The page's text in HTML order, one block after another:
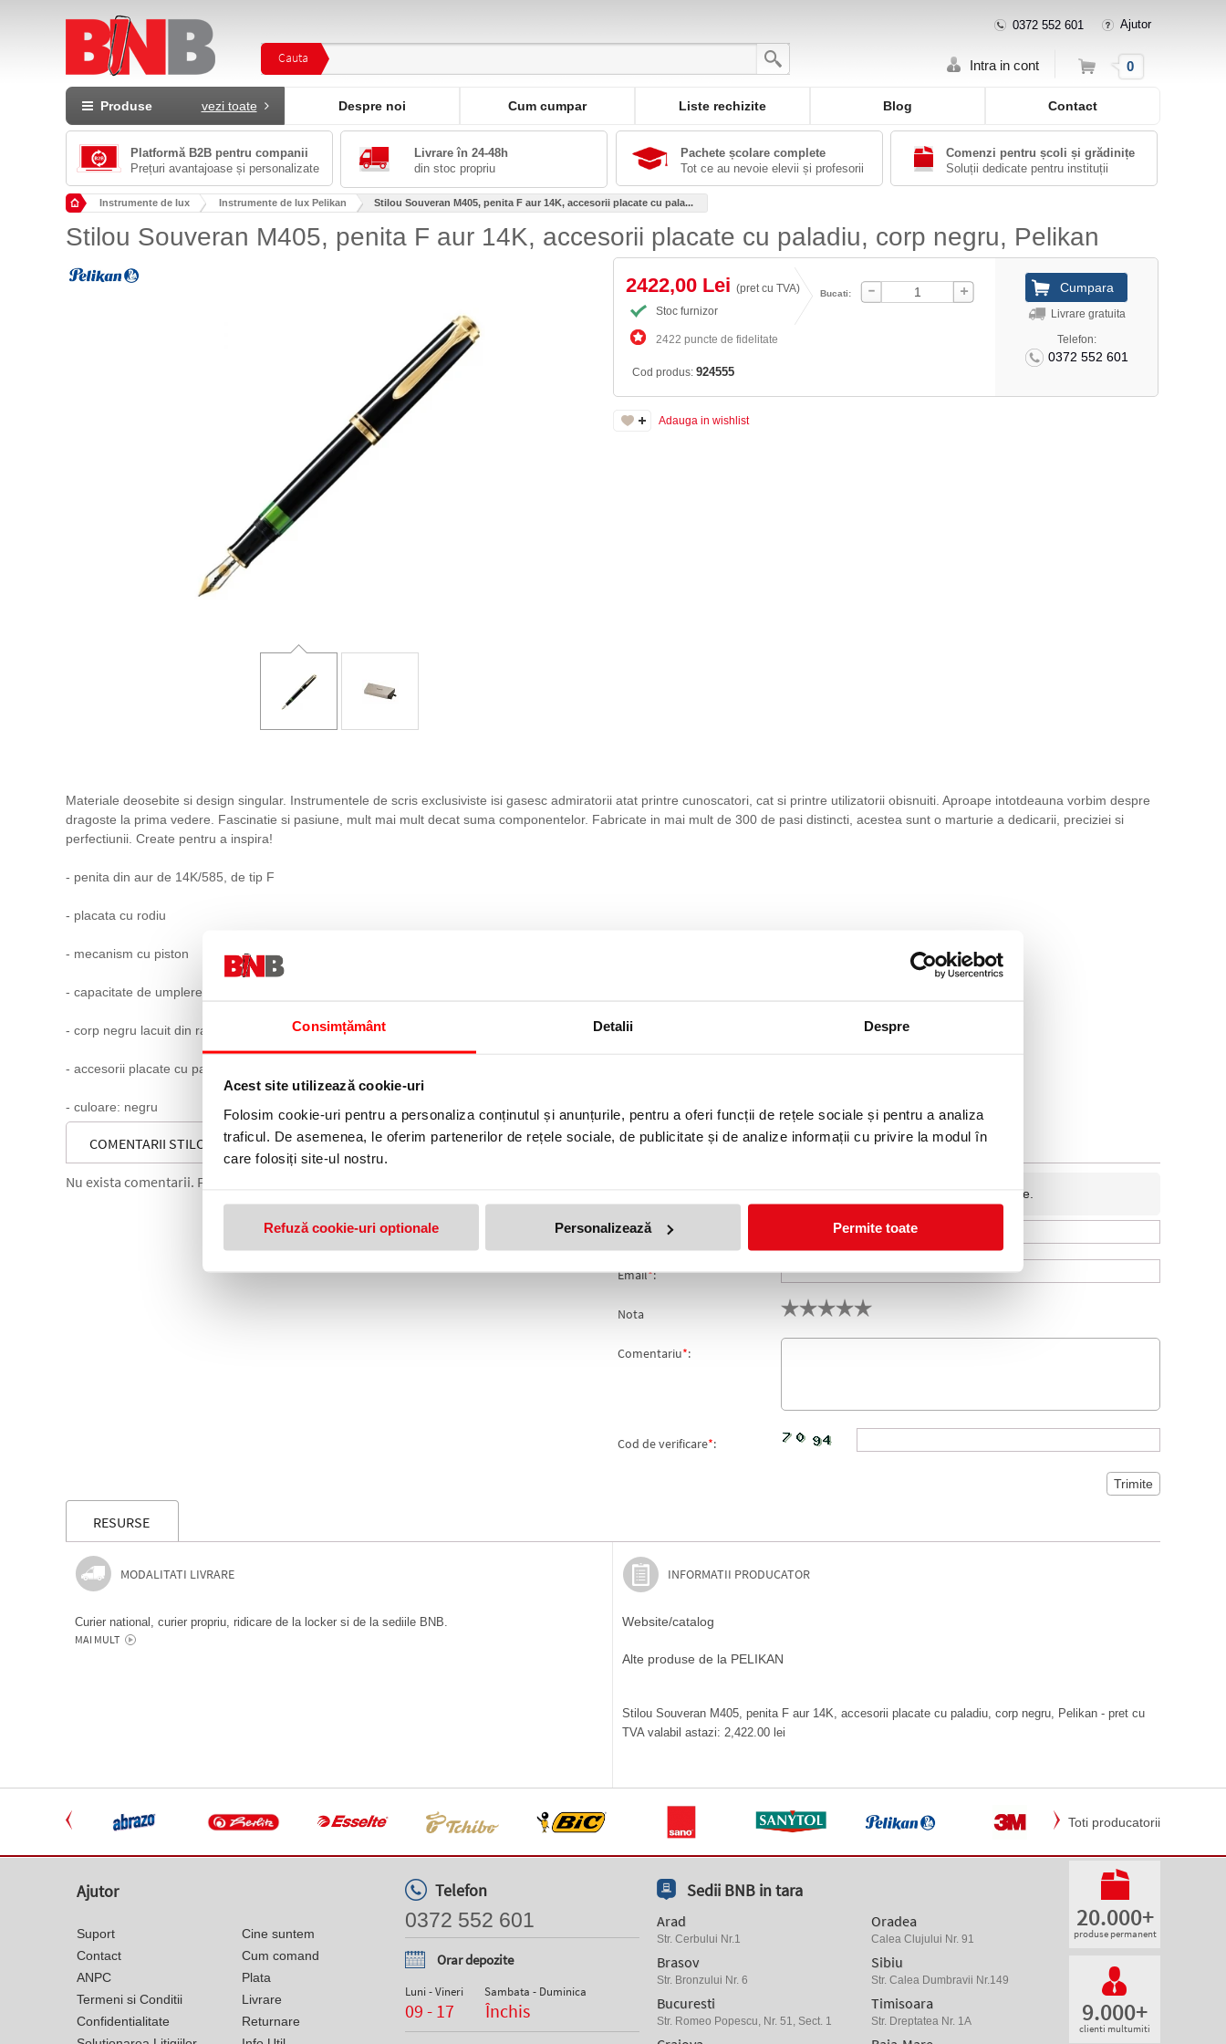
Consimțământ Detalii Despre
Acest site utilizează cookie-uri
Folosim cookie-uri pentru a personaliza conținutul și anunțurile, pentru a oferi funcții de rețele sociale și pentru a analiza
traficul. De asemenea, le oferim partenerilor de rețele sociale, de publicitate și de analize informații cu privire la modul în
care folosiți site-ul nostru.
Refuză cookie-uri optionale Personalizează Permite toate
Cauta
0372 552 601 Ajutor
Intra in cont Cos 0
Produse vezi toate Despre noi Cum cumpar Liste rechizite Blog Contact
Platformă B2B pentru companii
Prețuri avantajoase și personalizate
Livrare în 24-48h
din stoc propriu
Pachete școlare complete
Tot ce au nevoie elevii și profesorii
Comenzi pentru școli și grădinițe
Soluții dedicate pentru instituții
Instrumente de lux Instrumente de lux Pelikan Stilou Souveran M405, penita F aur 14K, accesorii placate cu pala...
Stilou Souveran M405, penita F aur 14K, accesorii placate cu paladiu, corp negru, Pelikan
2422,00 Lei (pret cu TVA)
Stoc furnizor
2422 puncte de fidelitate
Bucati:
Cod produs: 924555
Livrare gratuita
Telefon:
0372 552 601
Adauga in wishlist
Materiale deosebite si design singular. Instrumentele de scris exclusiviste isi gasesc admiratorii atat printre cunoscatori, cat si printre utilizatorii obisnuiti. Aproape intotdeauna vorbim despre
dragoste la prima vedere. Fascinatie si pasiune, mult mai mult decat suma componentelor. Fabricate in mai mult de 300 de pasi distincti, acestea sunt o marturie a dedicarii, preciziei si
perfectiunii. Create pentru a inspira!
- penita din aur de 14K/585, de tip F
- placata cu rodiu
- mecanism cu piston
- capacitate de umplere 1,30ml
- corp negru lacuit din rasina de inalta calitate
- accesorii placate cu paladiu
- culoare: negru
COMENTARII STILOU SOUVERAN M405, PENITA F AUR 14K, ACCESORII PLACATE CU PALADIU, CORP NEGRU, PELIKAN
Nu exista comentarii. Fii primul care comenteaza acest produs!
Adresa de e-mail ramane confidentiala si nu va fi afisata pe site.
Nume*
Email*:
Nota
Comentariu*:
Cod de verificare*:
RESURSE
MODALITATI LIVRARE
Curier national, curier propriu, ridicare de la locker si de la sediile BNB.
MAI MULT
INFORMATII PRODUCATOR
Website/catalog
Alte produse de la PELIKAN
Stilou Souveran M405, penita F aur 14K, accesorii placate cu paladiu, corp negru, Pelikan - pret cu
TVA valabil astazi: 2,422.00 lei
Toti producatorii
Ajutor
Suport
Contact
ANPC
Termeni si Conditii
Confidentialitate
Cine suntem
Cum comand
Plata
Livrare
Returnare
Telefon
0372 552 601
Orar depozite
Luni - Vineri
09 - 17
Sambata - Duminica
Închis
Sedii BNB in tara
Arad
Str. Cerbului Nr.1
Brasov
Str. Bronzului Nr. 6
Bucuresti
Str. Romeo Popescu, Nr. 51, Sect. 1
Oradea
Calea Clujului Nr. 91
Sibiu
Str. Calea Dumbravii Nr.149
Timisoara
Str. Dreptatea Nr. 1A
20.000+
produse permanent
9.000+
clienti multumiti